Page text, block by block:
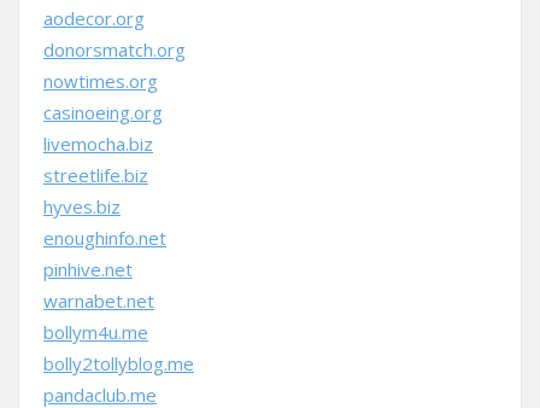
aodecor.org
donorsmatch.org
nowtimes.org
casinoeing.org
livemocha.biz
streetlife.biz
hyves.biz
enoughinfo.net
pinhive.net
warnabet.net
bollym4u.me
bolly2tollyblog.me
pandaclub.me